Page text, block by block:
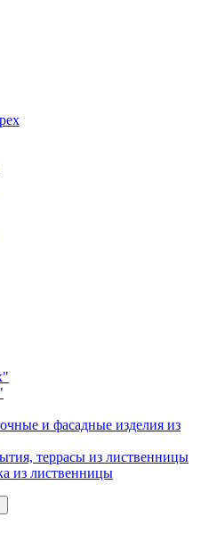
и фасадные изделия из
террасы из лиственницы
из лиственницы